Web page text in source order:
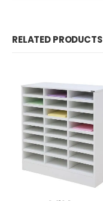
RELATED PRODUCTS